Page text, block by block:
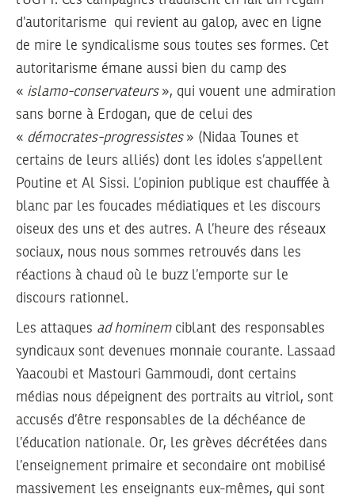
d’autoritarisme qui revient au galop, avec en ligne
de mire le syndicalisme sous toutes ses formes. Cet
autoritarisme émane aussi bien du camp des
« islamo-conservateurs», qui vouent une admiration
sans borne à Erdogan, que de celui des
« démocrates-progressistes» (Nidaa Tounes et
certains de leurs alliés) dont les idoles s’appellent
Poutine et Al Sissi. L’opinion publique est chauffée à
blanc par les foucades médiatiques et les discours
oiseux des uns et des autres. A l’heure des réseaux
sociaux, nous nous sommes retrouvés dans les
réactions à chaud où le buzz l’emporte sur le
discours rationnel.
Les attaques ad hominemciblant des responsables
syndicaux sont devenues monnaie courante. Lassaad
Yaacoubi et Mastouri Gammoudi, dont certains
médias nous dépeignent des portraits au vitriol, sont
accusés d’être responsables de la déchéance de
l’éducation nationale. Or, les grèves décrétées dans
l’enseignement primaire et secondaire ont mobilisé
massivement les enseignants eux-mêmes, qui sont